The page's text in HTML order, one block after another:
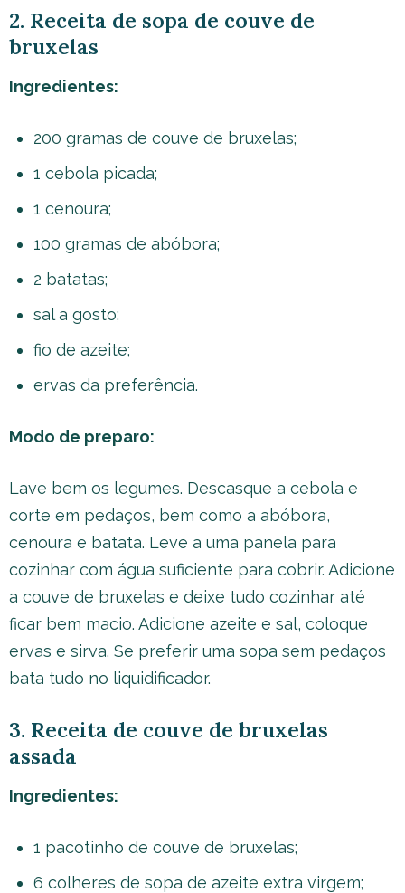
2. Receita de sopa de couve de
bruxelas
Ingredientes:
200 gramas de couve de bruxelas;
1 cebola picada;
1 cenoura;
100 gramas de abóbora;
2 batatas;
sal a gosto;
fio de azeite;
ervas da preferência.
Modo de preparo:
Lave bem os legumes. Descasque a cebola e
corte em pedaços, bem como a abóbora,
cenoura e batata. Leve a uma panela para
cozinhar com água suficiente para cobrir. Adicione
a couve de bruxelas e deixe tudo cozinhar até
ficar bem macio. Adicione azeite e sal, coloque
ervas e sirva. Se preferir uma sopa sem pedaços
bata tudo no liquidificador.
3. Receita de couve de bruxelas
assada
Ingredientes:
1 pacotinho de couve de bruxelas;
6 colheres de sopa de azeite extra virgem;